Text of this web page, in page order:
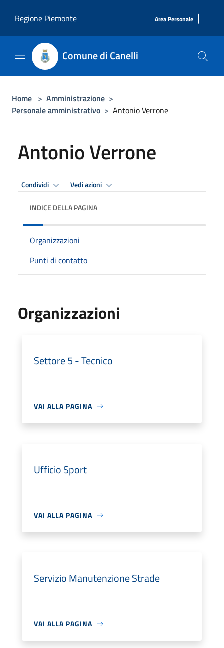
Regione Piemonte
Area Personale |
Comune di Canelli
Home > Amministrazione >
Personale amministrativo > Antonio Verrone
Antonio Verrone
Condividi Vedi azioni
INDICE DELLA PAGINA
Organizzazioni
Punti di contatto
Organizzazioni
Settore 5 - Tecnico
VAI ALLA PAGINA
Ufficio Sport
VAI ALLA PAGINA
Servizio Manutenzione Strade
VAI ALLA PAGINA